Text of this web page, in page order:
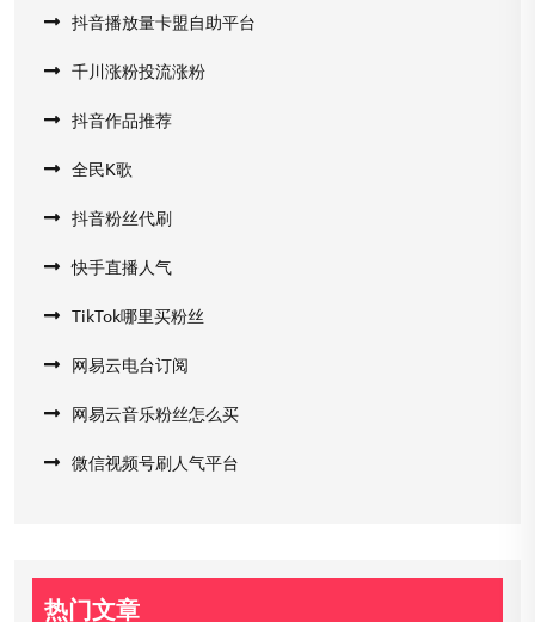
抖音播放量卡盟自助平台
千川涨粉投流涨粉
抖音作品推荐
全民K歌
抖音粉丝代刷
快手直播人气
TikTok哪里买粉丝
网易云电台订阅
网易云音乐粉丝怎么买
微信视频号刷人气平台
热门文章